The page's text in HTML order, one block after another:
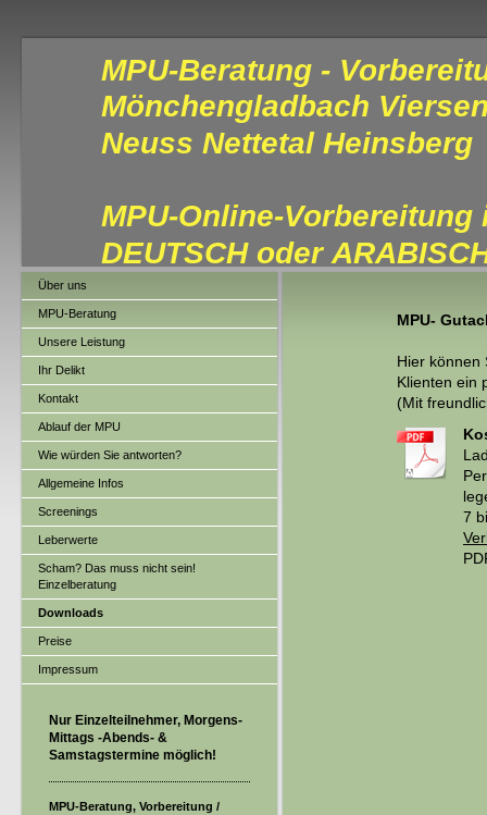
MPU-Beratung -
Mönchengladbach
Neuss Nettetal
MPU-Online-Vorbereitung
DEUTSCH oder
Über uns
MPU-Beratung
Unsere Leistung
Ihr Delikt
Kontakt
Ablauf der MPU
Wie würden Sie antworten?
Allgemeine Infos
Screenings
Leberwerte
Scham? Das muss nicht sein!
Einzelberatung
Downloads
Preise
Impressum
Nur Einzelteilnehmer, Morgens-
Mittags -Abends- &
Samstagstermine möglich!
MPU-Beratung, Vorbereitung /
MPU-
Hier können
Klienten ein
(Mit
7